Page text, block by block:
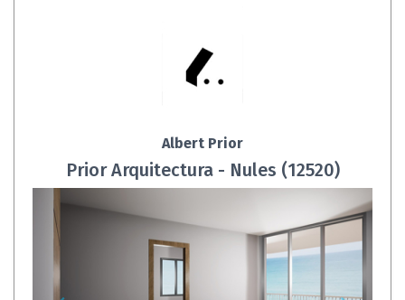
Albert Prior
Prior Arquitectura - Nules (12520)